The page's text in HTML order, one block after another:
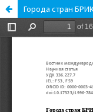
Города стран